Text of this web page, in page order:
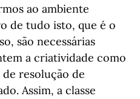
ao ambiente
de tudo isto, que é o
são necessárias
a criatividade como
resolução de
Assim, a classe